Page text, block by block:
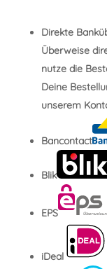
Direkte
Überweise
nutze die
Deine
unserem
Bancontact
Blik
EPS
iDeal